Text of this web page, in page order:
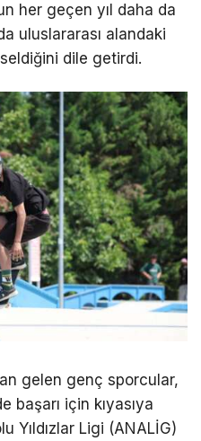
her geçen yıl daha da
uluslararası alandaki
dile getirdi.
gelen genç sporcular,
başarı için kıyasıya
Yıldızlar Ligi (ANALİG)